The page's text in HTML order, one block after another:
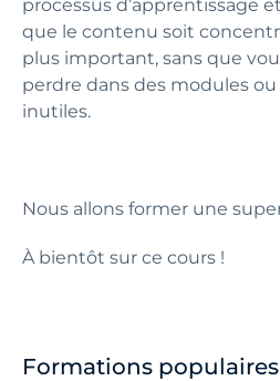
processus d’apprentissage
que le contenu soit
plus important, sans que
perdre dans des modules
inutiles.
Nous allons former une
À bientôt sur ce cours !
Formations populaires